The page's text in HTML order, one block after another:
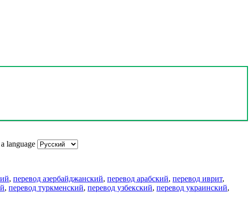
language
, перевод азербайджанский, перевод арабский, перевод иврит,
, перевод туркменский, перевод узбекский, перевод украинский,